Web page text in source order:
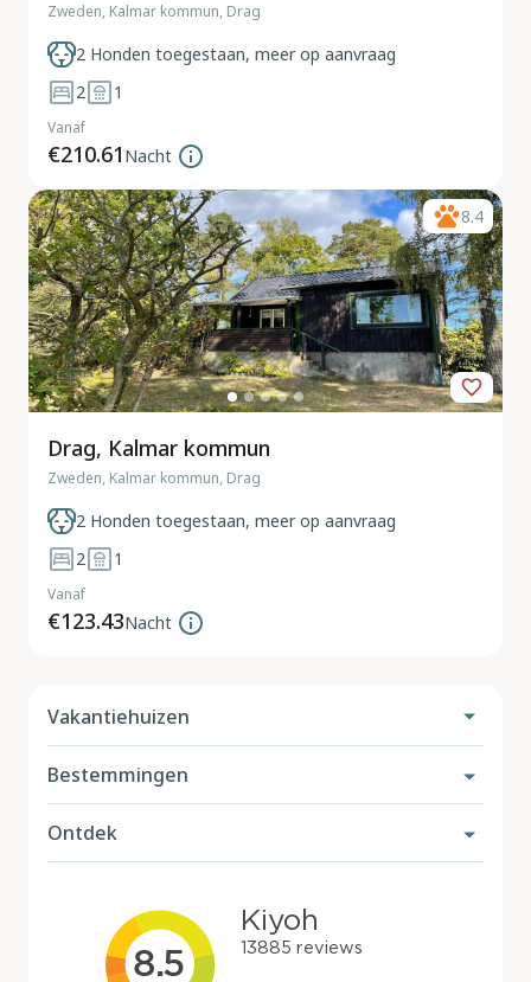
Zweden, Kalmar kommun, Drag
2 Honden toegestaan, meer op aanvraag
2
1
Vanaf
€210.61 Nacht
8.4
Drag, Kalmar kommun
Zweden, Kalmar kommun, Drag
2 Honden toegestaan, meer op aanvraag
2
1
Vanaf
€123.43Nacht
Vakantiehuizen
Vakantiehuis met hond
Aan zee
In de bergen
Bestemmingen
Nederland
Frankrijk
Ontdek
Losloopgebieden
Reisgids aanvragen